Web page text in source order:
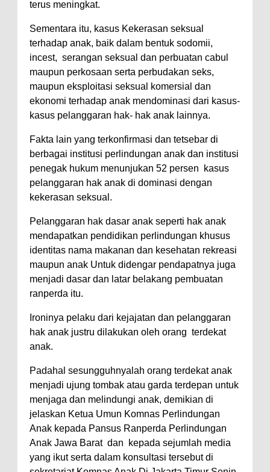
terus meningkat.
Sementara itu, kasus Kekerasan seksual
terhadap anak, baik dalam bentuk sodomii,
incest, serangan seksual dan perbuatan cabul
maupun perkosaan serta perbudakan seks,
maupun eksploitasi seksual komersial dan
ekonomi terhadap anak mendominasi dari kasus-
kasus pelanggaran hak- hak anak lainnya.
Fakta lain yang terkonfirmasi dan tetsebar di
berbagai institusi perlindungan anak dan institusi
penegak hukum menunjukan 52 persen kasus
pelanggaran hak anak di dominasi dengan
kekerasan seksual.
Pelanggaran hak dasar anak seperti hak anak
mendapatkan pendidikan perlindungan khusus
identitas nama makanan dan kesehatan rekreasi
maupun anak Untuk didengar pendapatnya juga
menjadi dasar dan latar belakang pembuatan
ranperda itu.
Ironinya pelaku dari kejajatan dan pelanggaran
hak anak justru dilakukan oleh orang terdekat
anak.
Padahal sesungguhnyalah orang terdekat anak
menjadi ujung tombak atau garda terdepan untuk
menjaga dan melindungi anak, demikian di
jelaskan Ketua Umun Komnas Perlindungan
Anak kepada Pansus Ranperda Perlindungan
Anak Jawa Barat dan kepada sejumlah media
yang ikut serta dalam konsultasi tersebut di